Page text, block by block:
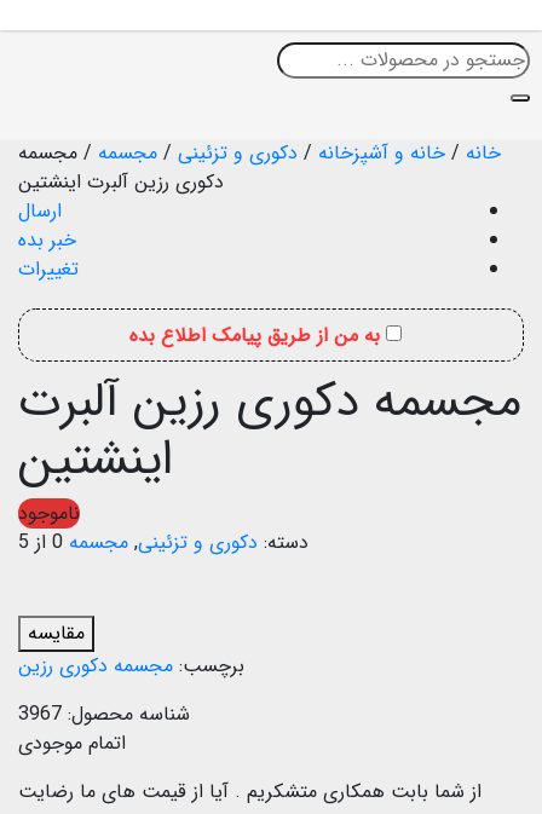
خانه / خانه و آشپزخانه / دکوری و تزئینی / مجسمه / مجسمه
دکوری رزین آلبرت اینشتین
ارسال
خبر بده
تغییرات
به من از طریق پیامک اطلاع بده
مجسمه دکوری رزین آلبرت
اینشتین
ناموجود
دسته: دکوری و تزئینی, مجسمه 0 از 5
مقایسه
برچسب: مجسمه دکوری رزین
شناسه محصول: 3967
اتمام موجودی
از شما بابت همکاری متشکریم . آیا از قیمت های ما رضایت